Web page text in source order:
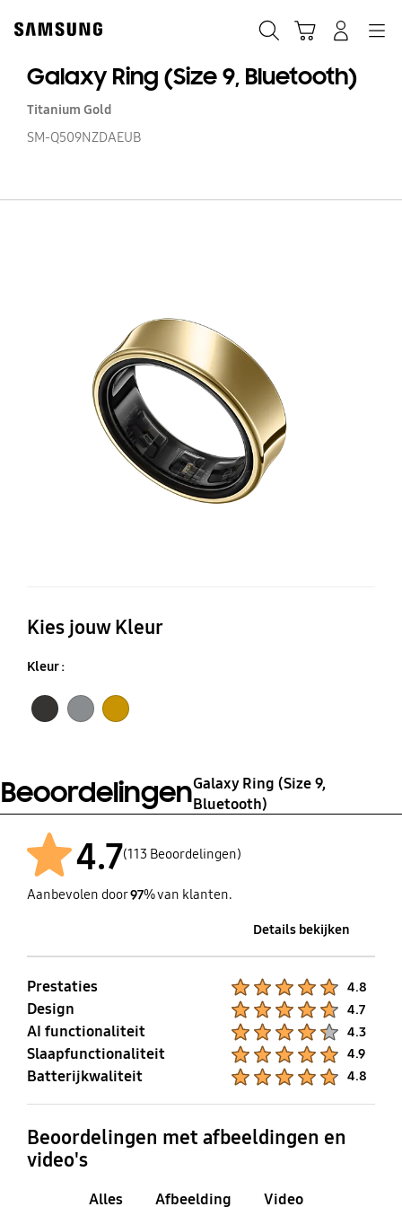
content
Galaxy Ring (Size 9, Bluetooth)
Titanium Gold
SM-Q509NZDAEUB
Kies jouw Kleur
Kleur :
BeoordelingenGalaxy Ring (Size 9,
Bluetooth)
4.7(113 Beoordelingen)
Aanbevolen door97% van klanten.
Details bekijken
Prestaties 4.8
Design 4.7
AI functionaliteit 4.3
Slaapfunctionaliteit 4.9
Batterijkwaliteit 4.8
Beoordelingen met afbeeldingen en
video's
Alles Afbeelding Video